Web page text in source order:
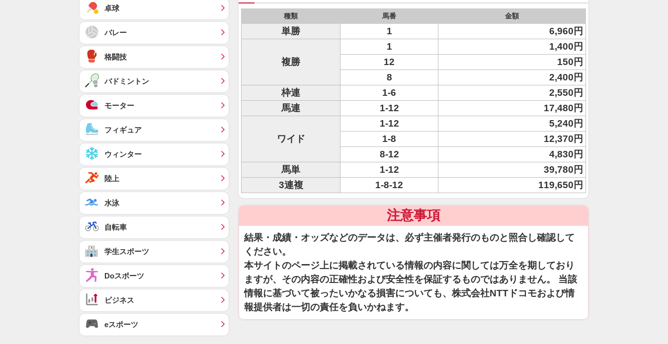
種類 馬番 金額
単勝 1 6,960円
複勝
1
1,400円
12
150円
8
2,400円
枠連
1-6
2,550円
馬連
1-12 17,480円
ワイド
1-12
5,240円
1-8
12,370円
8-12
4,830円
馬単
1-12
39,780円
3連複
1-8-12 119,650円
注意事項
結果・成績・オッズなどのデータは、必ず主催者発行のものと照合し確認して
ください。
本サイトのページ上に掲載されている情報の内容に関しては万全を期しており
ますが、その内容の正確性および安全性を保証するものではありません。 当該
情報に基づいて被ったいかなる損害についても、株式会社NTTドコモおよび情
報提供者は一切の責任を負いかねます。
卓球
バレー
格闘技
バドミントン
モーター
フィギュア
ウィンター
陸上
水泳
自転車
学生スポーツ
Doスポーツ
ビジネス
eスポーツ